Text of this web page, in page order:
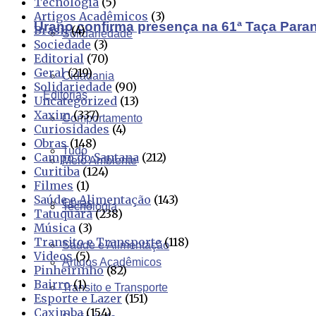
Solidariedade
Cidadania
Comportamento
Meio Ambiente
Obras
Saúde e Alimentação
Transito e Transporte
Urano confirma presença na 61ª Taça
Editorias
Tudo
Tecnologia
Artigos Acadêmicos
Artigos Acadêmicos (3)
Brasil(4)
Sociedade (3)
Editorial (70)
Geral(219)
Solidariedade (90)
Uncategorized (13)
Xaxim(337)
Curiosidades (4)
Obras(148)
Campo do Santana (212)
Curitiba (124)
Filmes (1)
Saúde e Alimentação (143)
Tatuquara(238)
Música (3)
Transito e Transporte(118)
Videos(5)
Pinheirinho(82)
Bairro(1)
Esporte e Lazer (151)
Caximba(154)